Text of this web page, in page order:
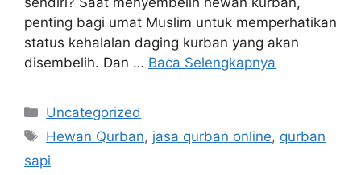
penting bagi umat Muslim untuk memperhatikan
status kehalalan daging kurban yang akan
disembelih. Dan … Baca Selengkapnya
Uncategorized
Hewan Qurban, jasa qurban online, qurban
sapi